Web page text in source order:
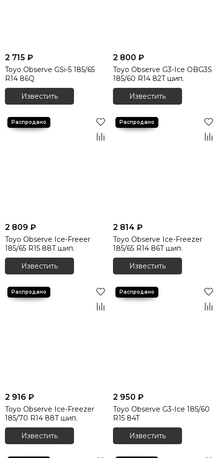
2 715 ₽
Toyo Observe GSi-5 185/65
R14 86Q
Известить
2 800 ₽
Toyo Observe G3-Ice OBG3S
185/60 R14 82T шип.
Известить
2 809 ₽
Toyo Observe Ice-Freeer
185/65 R15 88T шип.
Известить
2 814 ₽
Toyo Observe Ice-Freezer
185/65 R14 86T шип.
Известить
2 916 ₽
Toyo Observe Ice-Freezer
185/70 R14 88T шип.
Известить
2 950 ₽
Toyo Observe G3-Ice 185/60
R15 84T
Известить